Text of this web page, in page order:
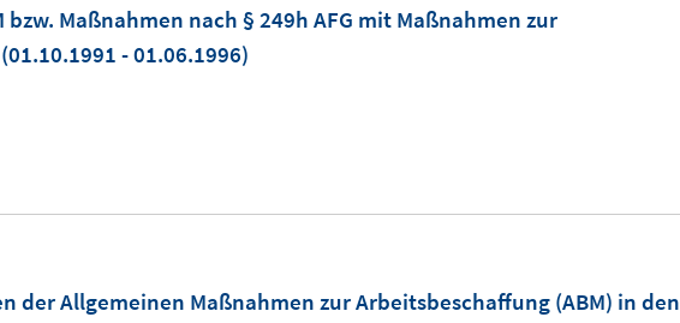
bzw. Maßnahmen nach § 249h AFG mit Maßnahmen zur
(01.10.1991 - 01.06.1996)
der Allgemeinen Maßnahmen zur Arbeitsbeschaffung (ABM) in den